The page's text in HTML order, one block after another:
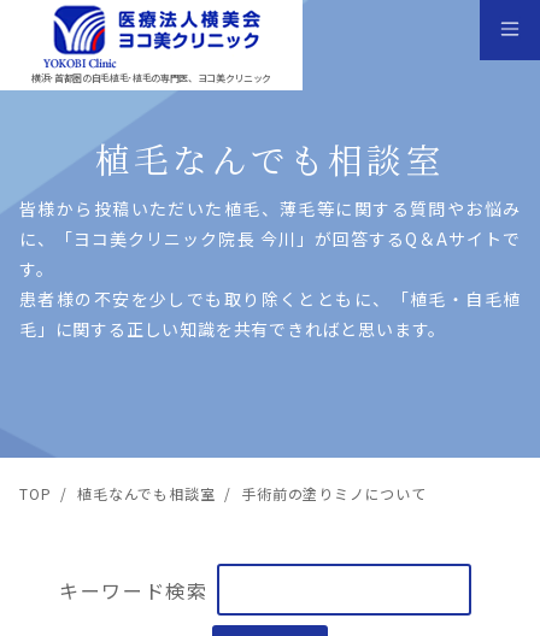
横浜･首都圏の自毛植毛･植毛の専門医、ヨコ美クリニック
植毛なんでも相談室
皆様から投稿いただいた植⽑、薄⽑等に関する質問やお悩み
に、「ヨコ美クリニック院⻑ 今川」が回答するQ＆Aサイトで
す。
患者様の不安を少しでも取り除くとともに、「植⽑・⾃⽑植
⽑」に関する正しい知識を共有できればと思います。
TOP / 植毛なんでも相談室 / 手術前の塗りミノについて
キーワード検索